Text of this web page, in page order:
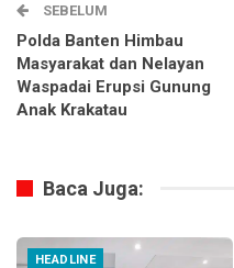
SEBELUM
Polda Banten Himbau
Masyarakat dan Nelayan
Waspadai Erupsi Gunung
Anak Krakatau
Baca Juga:
HEADLINE